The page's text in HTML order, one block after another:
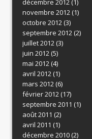
décembre 2012(1)
novembre 2012(1)
octobre 2012(3)
septembre 2012(2)
juillet 2012(3)
juin 2012(5)
mai 2012(4)
avril 2012(1)
mars 2012(6)
février 2012(17)
septembre 2011 (1)
août 2011 (2)
avril 2011 (1)
décembre 2010(2)